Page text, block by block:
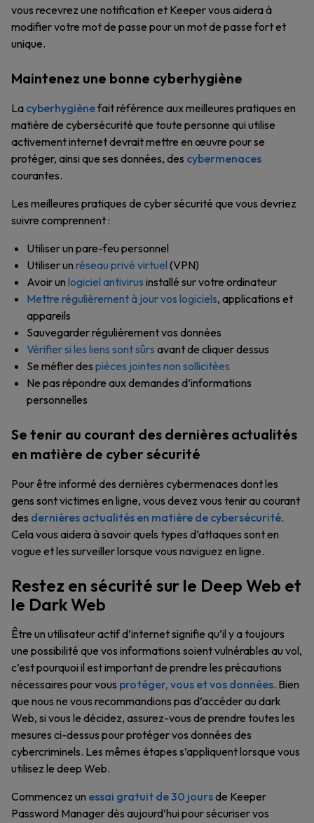
vous recevrez une notification et Keeper vous aidera à
modifier votre mot de passe pour un mot de passe fort et
unique.
Maintenez une bonne cyberhygiène
La cyberhygiènefait référence aux meilleures pratiques en
matière de cybersécurité que toute personne qui utilise
activement internet devrait mettre en œuvre pour se
protéger, ainsi que ses données, des cybermenaces
courantes.
Les meilleures pratiques de cyber sécurité que vous devriez
suivre comprennent :
Utiliser un pare-feu personnel
Utiliser un réseau privé virtuel (VPN)
Avoir un logiciel antivirus installé sur votre ordinateur
Mettre régulièrement à jour vos logiciels, applications et
appareils
Sauvegarder régulièrement vos données
Vérifier si les liens sont sûrs avant de cliquer dessus
Se méfier des pièces jointes non sollicitées
Ne pas répondre aux demandes d’informations
personnelles
Se tenir au courant des dernières actualités
en matière de cyber sécurité
Pour être informé des dernières cybermenaces dont les
gens sont victimes en ligne, vous devez vous tenir au courant
des dernières actualités en matière de cybersécurité.
Cela vous aidera à savoir quels types d’attaques sont en
vogue et les surveiller lorsque vous naviguez en ligne.
Restez en sécurité sur le Deep Web et
le Dark Web
Être un utilisateur actif d’internet signifie qu’il y a toujours
une possibilité que vos informations soient vulnérables au vol,
c’est pourquoi il est important de prendre les précautions
nécessaires pour vous protéger, vous et vos données. Bien
que nous ne vous recommandions pas d’accéder au dark
Web, si vous le décidez, assurez-vous de prendre toutes les
mesures ci-dessus pour protéger vos données des
cybercriminels. Les mêmes étapes s’appliquent lorsque vous
utilisez le deep Web.
Commencez un essai gratuit de 30 joursde Keeper
Password Manager dès aujourd’hui pour sécuriser vos